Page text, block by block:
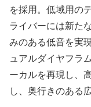
を採用。低域用の
ライバーには新た
みのある低音を実
ュアルダイヤフラ
ーカルを再現し、
し、奥行きのある